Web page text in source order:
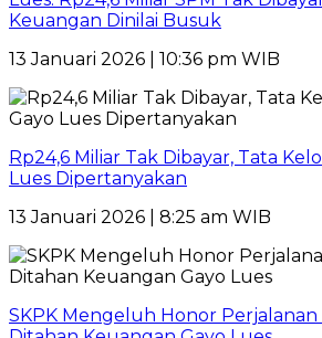
Keuangan Dinilai Busuk
13 Januari 2026 | 10:36 pm WIB
Rp24,6 Miliar Tak Dibayar, Tata
Lues Dipertanyakan
13 Januari 2026 | 8:25 am WIB
SKPK Mengeluh Honor Perjalanan